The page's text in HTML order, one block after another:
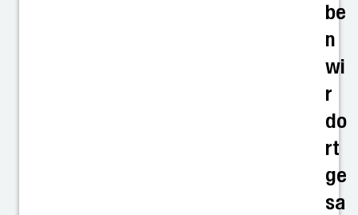
be
n
wi
r
do
rt
ge
sa